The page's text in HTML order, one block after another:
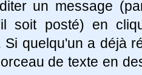
un message
soit posté) en
Si quelqu'un a déjà
de texte en